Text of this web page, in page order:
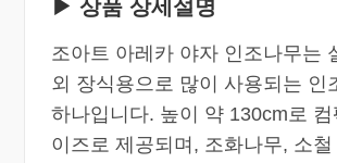
▶ 상품 상세설명
조아트 아레카 야자 인조나무는
외 장식용으로 많이 사용되는 인
하나입니다. 높이 약 130cm로
이즈로 제공되며, 조화나무, 소